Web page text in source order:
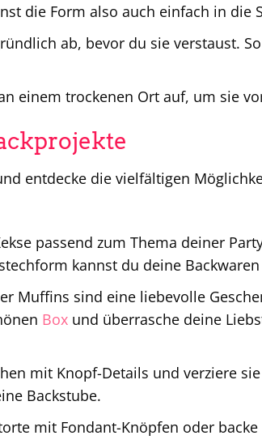
die Form also auch einfach in die
ab, bevor du sie verstaust.
einem trockenen Ort auf, um sie
entdecke die vielfältigen
passend zum Thema deiner
kannst du deine
Muffins sind eine liebevolle
Boxund überrasche deine
mit Knopf-Details und verziere
Backstube.
mit Fondant-Knöpfen oder